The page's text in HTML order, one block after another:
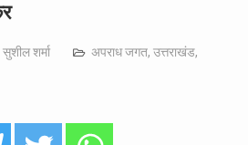
सुशील शर्मा अपराध जगत, उत्तराखंड,